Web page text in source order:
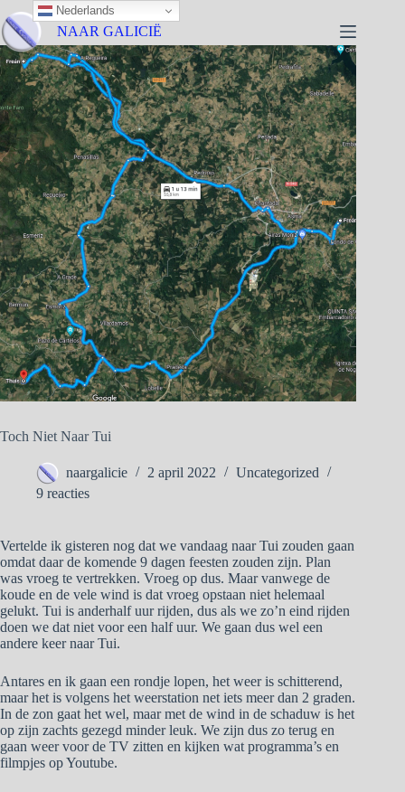
NAAR GALICIË
Toch Niet Naar Tui
naargalicie 2 april 2022
Uncategorized
9 reacties
Vertelde ik gisteren nog dat we vandaag naar Tui zouden gaan
omdat daar de komende 9 dagen feesten zouden zijn. Plan
was vroeg te vertrekken. Vroeg op dus. Maar vanwege de
koude en de vele wind is dat vroeg opstaan niet helemaal
gelukt. Tui is anderhalf uur rijden, dus als we zo’n eind rijden
doen we dat niet voor een half uur. We gaan dus wel een
andere keer naar Tui.
Antares en ik gaan een rondje lopen, het weer is schitterend,
maar het is volgens het weerstation net iets meer dan 2 graden.
In de zon gaat het wel, maar met de wind in de schaduw is het
op zijn zachts gezegd minder leuk. We zijn dus zo terug en
gaan weer voor de TV zitten en kijken wat programma’s en
filmpjes op Youtube.
Nederlands